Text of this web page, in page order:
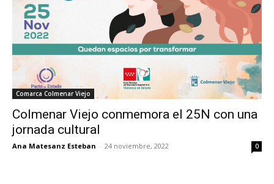
Comarca Colmenar Viejo
Colmenar Viejo conmemora el 25N con una
jornada cultural
Ana Matesanz Esteban - 24 noviembre, 2022 0